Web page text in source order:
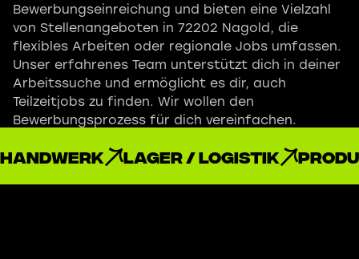
Bewerbungseinreichung und bieten eine Vielzahl
von Stellenangeboten in 72202 Nagold, die
flexibles Arbeiten oder regionale Jobs umfassen.
Unser erfahrenes Team unterstützt dich in deiner
Arbeitssuche und ermöglicht es dir, auch
Teilzeitjobs zu finden. Wir wollen den
Bewerbungsprozess für dich vereinfachen.
Handwerk Lager / Logistik